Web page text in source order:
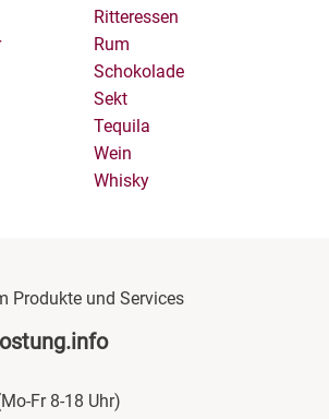
Ritteressen
Rum
Schokolade
Sekt
Tequila
Wein
Whisky
Produkte und Services
Fr 8-18 Uhr)